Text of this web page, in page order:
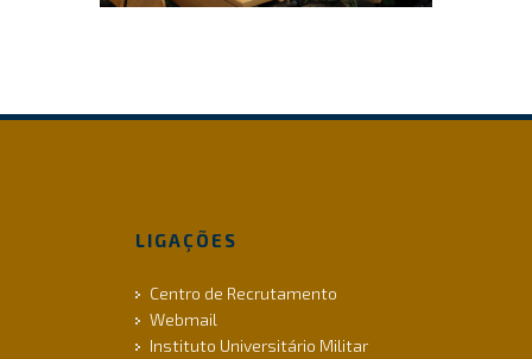
LIGAÇÕES
Centro de Recrutamento
Webmail
Instituto Universitário Militar